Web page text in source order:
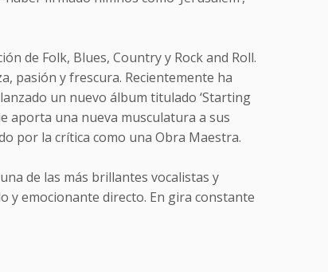
de Folk, Blues, Country y Rock and Roll.
pasión y frescura. Recientemente ha
un nuevo álbum titulado ‘Starting
aporta una nueva musculatura a sus
por la crítica como una Obra Maestra.
de las más brillantes vocalistas y
y emocionante directo. En gira constante